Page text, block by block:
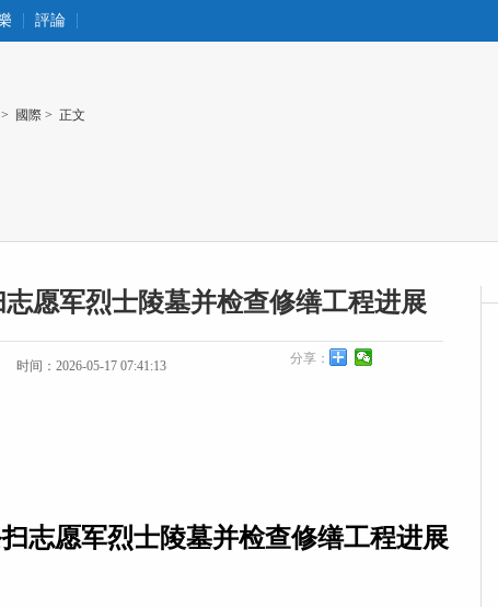
評論
> 國際 > 正文
愿军烈士陵墓并检查修缮工程进展
时间：2026-05-17 07:41:13 分享：
志愿军烈士陵墓并检查修缮工程进展